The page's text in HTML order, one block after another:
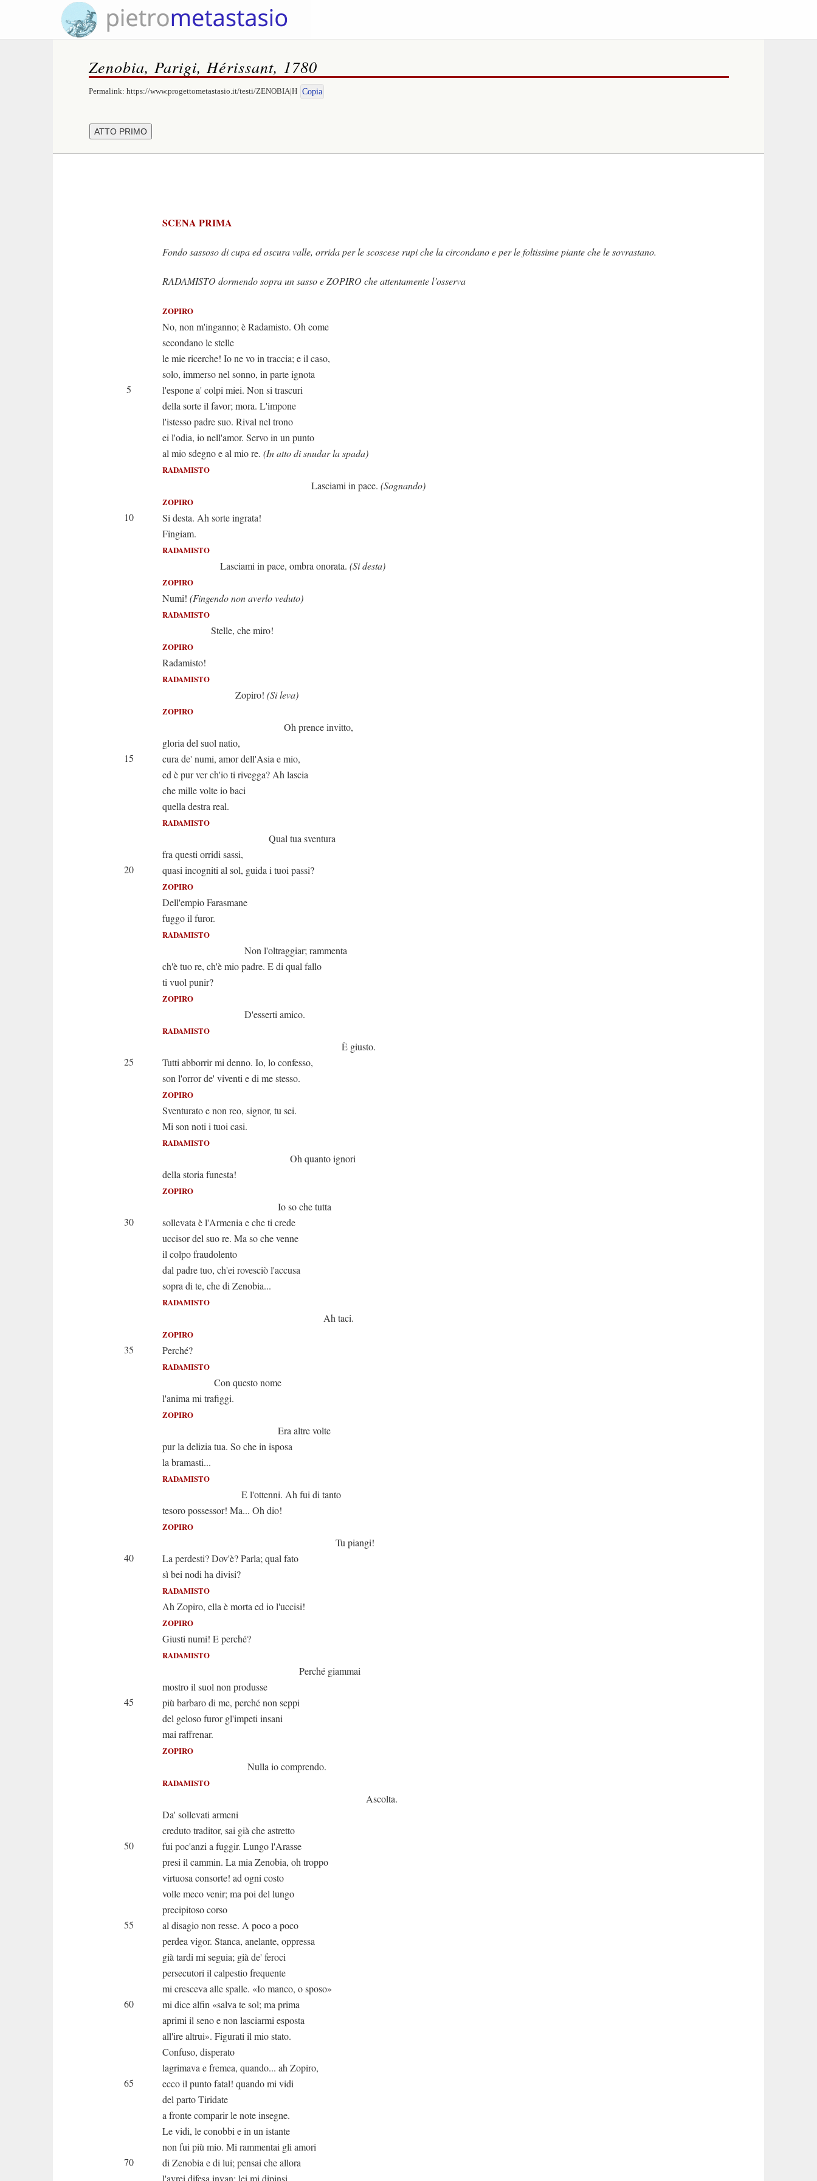
Zenobia, Parigi, Hérissant, 1780
Permalink: https://www.progettometastasio.it/testi/ZENOBIA|H Copia
SCENA PRIMA
Fondo sassoso di cupa ed oscura valle, orrida per le scoscese rupi che la circondano e per le foltissime piante che le sovrastano.
RADAMISTO dormendo sopra un sasso e ZOPIRO che attentamente l’osserva
ZOPIRO
No, non m'inganno; è Radamisto. Oh come
secondano le stelle
le mie ricerche! Io ne vo in traccia; e il caso,
solo, immerso nel sonno, in parte ignota
5
l'espone a' colpi miei. Non si trascuri
della sorte il favor; mora. L'impone
l'istesso padre suo. Rival nel trono
ei l'odia, io nell'amor. Servo in un punto
al mio sdegno e al mio re. (In atto di snudar la spada)
RADAMISTO
Lasciami in pace. (Sognando)
ZOPIRO
10
Si desta. Ah sorte ingrata!
Fingiam.
RADAMISTO
Lasciami in pace, ombra onorata. (Si desta)
ZOPIRO
Numi! (Fingendo non averlo veduto)
RADAMISTO
Stelle, che miro!
ZOPIRO
Radamisto!
RADAMISTO
Zopiro! (Si leva)
ZOPIRO
Oh prence invitto,
gloria del suol natio,
15
cura de' numi, amor dell'Asia e mio,
ed è pur ver ch'io ti rivegga? Ah lascia
che mille volte io baci
quella destra real.
RADAMISTO
Qual tua sventura
fra questi orridi sassi,
20
quasi incogniti al sol, guida i tuoi passi?
ZOPIRO
Dell'empio Farasmane
fuggo il furor.
RADAMISTO
Non l'oltraggiar; rammenta
ch'è tuo re, ch'è mio padre. E di qual fallo
ti vuol punir?
ZOPIRO
D'esserti amico.
RADAMISTO
È giusto.
25
Tutti abborrir mi denno. Io, lo confesso,
son l'orror de' viventi e di me stesso.
ZOPIRO
Sventurato e non reo, signor, tu sei.
Mi son noti i tuoi casi.
RADAMISTO
Oh quanto ignori
della storia funesta!
ZOPIRO
Io so che tutta
30
sollevata è l'Armenia e che ti crede
uccisor del suo re. Ma so che venne
il colpo fraudolento
dal padre tuo, ch'ei rovesciò l'accusa
sopra di te, che di Zenobia...
RADAMISTO
Ah taci.
ZOPIRO
35 Perché?
RADAMISTO
Con questo nome
l'anima mi trafiggi.
ZOPIRO
Era altre volte
pur la delizia tua. So che in isposa
la bramasti...
RADAMISTO
E l'ottenni. Ah fui di tanto
tesoro possessor! Ma... Oh dio!
ZOPIRO
Tu piangi!
40
La perdesti? Dov'è? Parla; qual fato
sì bei nodi ha divisi?
RADAMISTO
Ah Zopiro, ella è morta ed io l'uccisi!
ZOPIRO
Giusti numi! E perché?
RADAMISTO
Perché giammai
mostro il suol non produsse
45
più barbaro di me, perché non seppi
del geloso furor gl'impeti insani
mai raffrenar.
ZOPIRO
Nulla io comprendo.
RADAMISTO
Ascolta.
Da' sollevati armeni
creduto traditor, sai già che astretto
50
fui poc'anzi a fuggir. Lungo l'Arasse
presi il cammin. La mia Zenobia, oh troppo
virtuosa consorte! ad ogni costo
volle meco venir; ma poi del lungo
precipitoso corso
55
al disagio non resse. A poco a poco
perdea vigor. Stanca, anelante, oppressa
già tardi mi seguia; già de' feroci
persecutori il calpestio frequente
mi cresceva alle spalle. «Io manco, o sposo»
60
mi dice alfin «salva te sol; ma prima
aprimi il seno e non lasciarmi esposta
all'ire altrui». Figurati il mio stato.
Confuso, disperato
lagrimava e fremea, quando... ah Zopiro,
65
ecco il punto fatal! quando mi vidi
del parto Tiridate
a fronte comparir le note insegne.
Le vidi, le conobbi e in un istante
non fui più mio. Mi rammentai gli amori
70
di Zenobia e di lui; pensai che allora
l'avrei difesa invan; lei mi dipinsi